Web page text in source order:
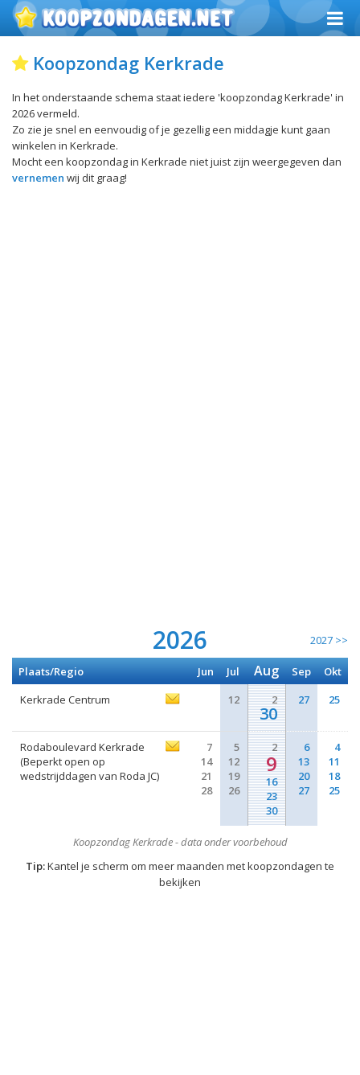
Koopzondag Kerkrade
In het onderstaande schema staat iedere 'koopzondag Kerkrade' in
2026 vermeld.
Zo zie je snel en eenvoudig of je gezellig een middagje kunt gaan
winkelen in Kerkrade.
Mocht een koopzondag in Kerkrade niet juist zijn weergegeven dan
vernemen wij dit graag!
2026 2027 >>
Koopzondag Kerkrade - data onder voorbehoud
Plaats/Regio Jun Jul Aug Sep
Okt
Kerkrade Centrum
12 2
30
27 25
Rodaboulevard Kerkrade
(Beperkt open op
wedstrijddagen van Roda JC)
7
14
21
28
5
12
19
26
2
9
16
23
30
6
13
20
27
4
11
18
25
Tip:Kantel je scherm om meer maanden met koopzondagen te
bekijken